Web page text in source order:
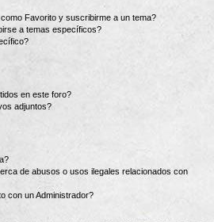
Favorito y suscribirme a un tema?
a temas específicos?
en este foro?
adjuntos?
de abusos o usos ilegales relacionados con
con un Administrador?